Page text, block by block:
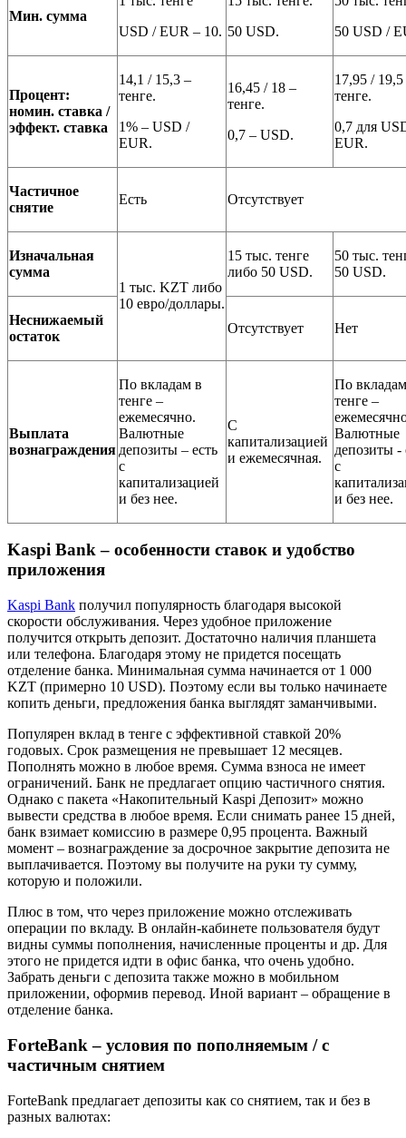
Мин. сумма
USD / EUR – 10. 50 USD.
50 USD /
Процент:
номин. ставка /
эффект. ставка
14,1 / 15,3 –
тенге.
1% – USD /
EUR.
16,45 / 18 –
тенге.
0,7 – USD.
17,95 / 19,5
тенге.
0,7 для
EUR.
Частичное
снятие
Есть Отсутствует
Изначальная
сумма
1 тыс. KZT либо
10 евро/доллары.
15 тыс. тенге
либо 50 USD.
50 тыс.
50 USD.
Неснижаемый
остаток
Отсутствует Нет
Выплата
вознаграждения
По вкладам в
тенге –
ежемесячно.
Валютные
депозиты – есть
с
капитализацией
и без нее.
С
капитализацией
и ежемесячная.
По
тенге –
Валютные
депозиты -
с
и без нее.
Kaspi Bank – особенности ставок и удобство
приложения
Kaspi Bank получил популярность благодаря высокой
скорости обслуживания. Через удобное приложение
получится открыть депозит. Достаточно наличия планшета
или телефона. Благодаря этому не придется посещать
отделение банка. Минимальная сумма начинается от 1 000
KZT (примерно 10 USD). Поэтому если вы только начинаете
копить деньги, предложения банка выглядят заманчивыми.
Популярен вклад в тенге с эффективной ставкой 20%
годовых. Срок размещения не превышает 12 месяцев.
Пополнять можно в любое время. Сумма взноса не имеет
ограничений. Банк не предлагает опцию частичного снятия.
Однако с пакета «Накопительный Kaspi Депозит» можно
вывести средства в любое время. Если снимать ранее 15 дней,
банк взимает комиссию в размере 0,95 процента. Важный
момент – вознаграждение за досрочное закрытие депозита не
выплачивается. Поэтому вы получите на руки ту сумму,
которую и положили.
Плюс в том, что через приложение можно отслеживать
операции по вкладу. В онлайн-кабинете пользователя будут
видны суммы пополнения, начисленные проценты и др. Для
этого не придется идти в офис банка, что очень удобно.
Забрать деньги с депозита также можно в мобильном
приложении, оформив перевод. Иной вариант – обращение в
отделение банка.
ForteBank – условия по пополняемым / с
частичным снятием
ForteBank предлагает депозиты как со снятием, так и без в
разных валютах: